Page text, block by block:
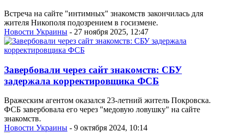
Встреча на сайте "интимных" знакомств закончилась для
жителя Никополя подозрением в госизмене.
Новости Украины - 27 ноября 2025, 12:47
Завербовали через сайт знакомств: СБУ
задержала корректировщика ФСБ
Вражеским агентом оказался 23-летний житель Покровска.
ФСБ завербовала его через "медовую ловушку" на сайте
знакомств.
Новости Украины - 9 октября 2024, 10:14